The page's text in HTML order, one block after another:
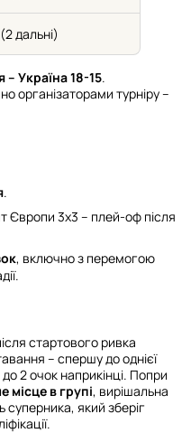
дальні)
– Україна 18-15.
організаторами турніру –
.
Європи 3х3 – плей-оф після
, включно з перемогою
стартового ривка
– спершу до однієї
2 очок наприкінці. Попри
місце в групі, вирішальна
який зберіг